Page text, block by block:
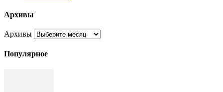
Архивы
Архивы
Популярное